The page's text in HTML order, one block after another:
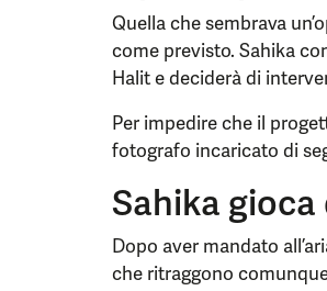
Quella che sembrava
come previsto. Sahika
Halit e deciderà di
Per impedire che il
fotografo incaricato di
Sahika gioca
Dopo aver mandato
che ritraggono